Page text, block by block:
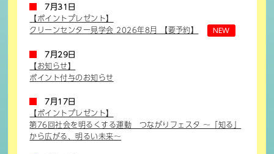
7月31日
【ポイントプレゼント】
クリーンセンター見学会 2026年8月 【要予約】
NEW
7月29日
【お知らせ】
ポイント付与のお知らせ
7月17日
【ポイントプレゼント】
第76回社会を明るくする運動 つながりフェスタ ～「知る」
から広がる、明るい未来～